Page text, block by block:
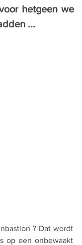
hetgeen we
...
? Dat wordt
op een onbewaakt